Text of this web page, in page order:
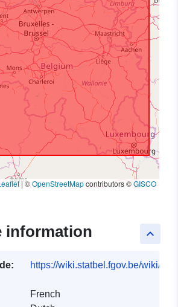
|©OpenStreetMapcontributors ©GISCO
keyboard_arrow_up
information
https://wiki.statbel.fgov.be/wiki/
French